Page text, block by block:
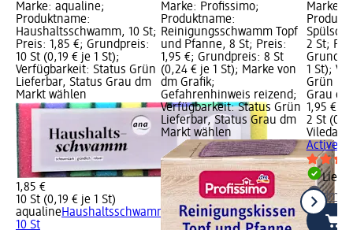
Marke: aqualine;
Produktname:
Haushaltsschwamm, 10 St;
Preis: 1,85 €; Grundpreis:
10 St (0,19 € je 1 St);
Verfügbarkeit: Status Grün
Lieferbar, Status Grau dm
Markt wählen
1,85 €
10 St (0,19 € je 1 St)
aqualineHaushaltsschwamm,
10 St
Marke: Profissimo;
Produktname:
Reinigungsschwamm Topf
und Pfanne, 8 St; Preis:
1,95 €; Grundpreis: 8 St
(0,24 € je 1 St); Marke von
dm Grafik;
Gefahrenhinweis reizend;
Verfügbarkeit: Status Grün
Lieferbar, Status Grau dm
Markt wählen
Marke:
2 St;
1 St);
Grün
Grau
1,95 €
2 St
Vileda
Active, 2
dm